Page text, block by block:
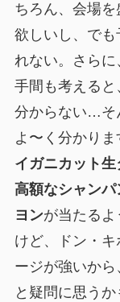
ちろん、会場を
欲しいし、でも
れない。さら
手間も考える
分からない…そ
よ〜く分かりま
イガニカット生
高額なシャンパ
ヨンが当たるよ
けど、ドン・
ージが強いか
と疑問に思う